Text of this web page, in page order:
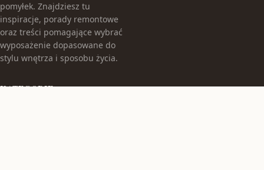
pomyłek. Znajdziesz tu
inspiracje, porady remontowe
oraz treści pomagające wybrać
wyposażenie dopasowane do
stylu wnętrza i sposobu życia.
KATEGORIE